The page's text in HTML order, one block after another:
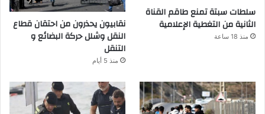
سلطات سبتة تمنع طاقم القناة
الثانية من التغطية الإعلامية
منذ 18 ساعة
نقابيون يحذرون من احتقان قطاع
النقل وشلل حركة البضائع و
التنقل
منذ 5 أيام